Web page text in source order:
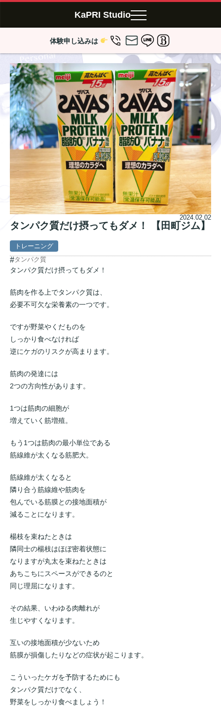
KaPRI Studio
体験申し込みは
2024.02.02
タンパク質だけ摂ってもダメ！ 【田町ジム】
トレーニング
#タンパク質
タンパク質だけ摂ってもダメ！
筋肉を作る上でタンパク質は、
必要不可欠な栄養素の一つです。
ですが野菜やくだものを
しっかり食べなければ
逆にケガのリスクが高まります。
筋肉の発達には
2つの方向性があります。
1つは筋肉の細胞が
増えていく筋増殖。
もう1つは筋肉の最小単位である
筋線維が太くなる筋肥大。
筋線維が太くなると
隣り合う筋線維や筋肉を
包んでいる筋膜との接地面積が
減ることになります。
楊枝を束ねたときは
隣同士の楊枝はほぼ密着状態に
なりますが丸太を束ねたときは
あちこちにスペースができるのと
同じ理屈になります。
その結果、いわゆる肉離れが
生じやすくなります。
互いの接地面積が少ないため
筋膜が損傷したりなどの症状が起こります。
こういったケガを予防するためにも
タンパク質だけでなく、
野菜をしっかり食べましょう！